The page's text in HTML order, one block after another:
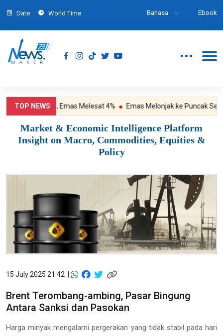
Date World Time Bahasa Ebook
TOP NEWS
Tumbang, Emas Melesat 4% Emas Melonjak ke Puncak
Market & Economic Intelligence Platform
Insight on Macro, Commodities, Equities &
Policy
15 July 2025 21:42 |
Brent Terombang-ambing, Pasar Bingung
Antara Sanksi dan Pasokan
Harga minyak mengalami pergerakan yang tidak stabil pada hari